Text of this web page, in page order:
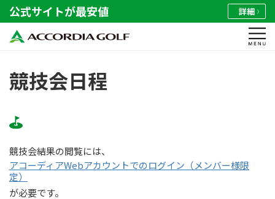
公式サイトが最安値 詳細
競技会日程
競技会結果の閲覧には、
アコーディアWebアカウントでのログイン（メンバー様限
定）
が必要です。